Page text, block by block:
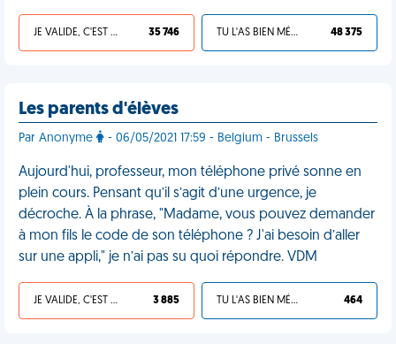
JE VALIDE, C'EST UNE VDM 35 746 TU L'AS BIEN MÉRITÉ 48 375
Les parents d'élèves
Par Anonyme - 06/05/2021 17:59 - Belgium - Brussels
Aujourd'hui, professeur, mon téléphone privé sonne en
plein cours. Pensant qu’il s’agit d’une urgence, je
décroche. À la phrase, "Madame, vous pouvez demander
à mon fils le code de son téléphone ? J'ai besoin d’aller
sur une appli," je n’ai pas su quoi répondre. VDM
JE VALIDE, C'EST UNE VDM 3 885 TU L'AS BIEN MÉRITÉ 464